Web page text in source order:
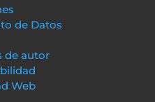
de Datos
de autor
Web